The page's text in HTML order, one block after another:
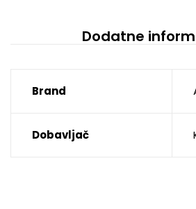
Dodatne
Brand
Dobavljač